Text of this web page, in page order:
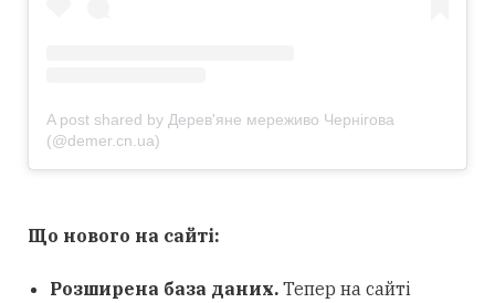
A post shared by Дерев'яне мереживо Чернігова
(@demer.cn.ua)
Що нового на сайті:
Розширена база даних. Тепер на сайті